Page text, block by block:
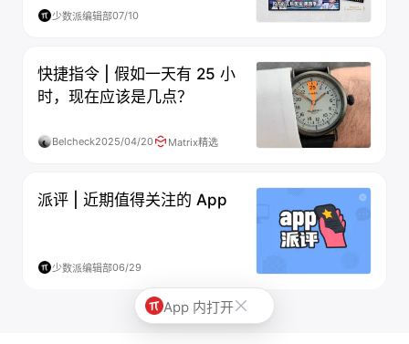
少数派编辑部07/10
快捷指令 | 假如一天有 25 小
时，现在应该是几点？
Belcheck2025/04/20 Matrix精选
派评 | 近期值得关注的 App
少数派编辑部06/29
App 内打开